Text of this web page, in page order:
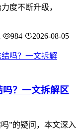
度不断升级，
984 2026-08-05
？一文拆解区
”的疑问，本文深入